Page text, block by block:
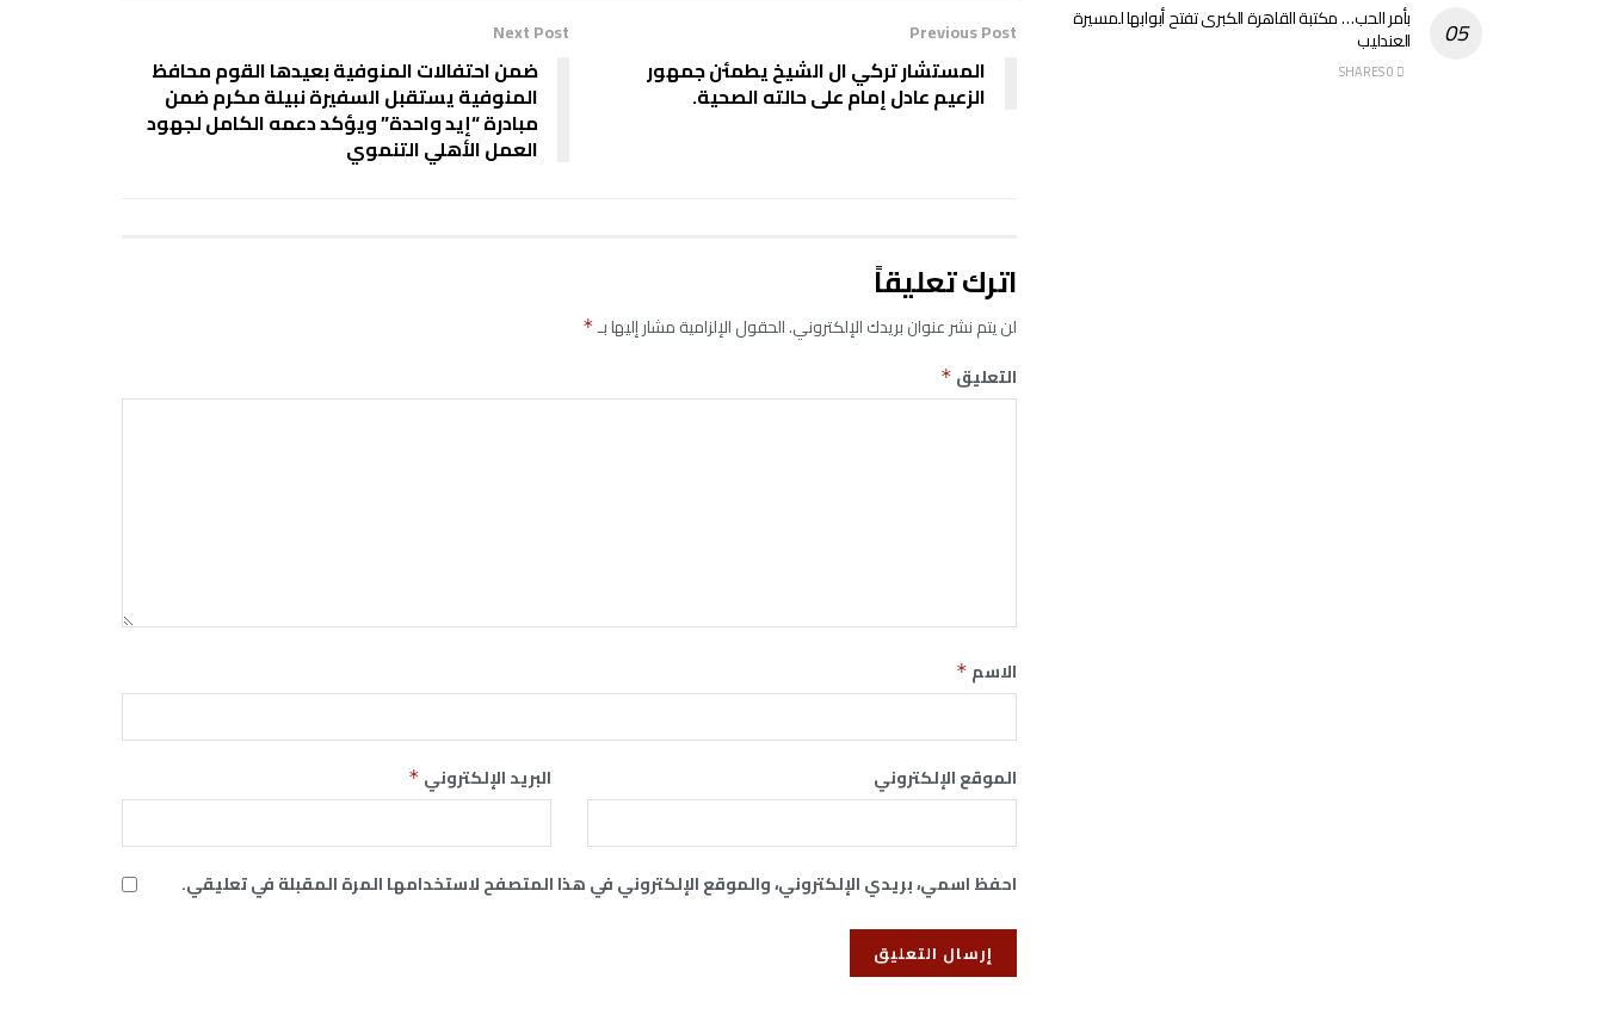
Previous Post
المستشار تركي ال الشيخ يطمئن جمهور
الزعيم عادل إمام على حالته الصحية.
Next Post
ضمن احتفالات المنوفية بعيدها القوم محافظ
المنوفية يستقبل السفيرة نبيلة مكرم ضمن
مبادرة “إيد واحدة” ويؤكد دعمه الكامل لجهود
العمل الأهلي التنموي
اترك تعليقاً
لن يتم نشر عنوان بريدك الإلكتروني.الحقول الإلزامية مشار إليها بـ*
التعليق *
الاسم *
البريد الإلكتروني * الموقع الإلكتروني
احفظ اسمي، بريدي الإلكتروني، والموقع الإلكتروني في هذا المتصفح لاستخدامها المرة المقبلة في تعليقي.
بأمر الحب… مكتبة القاهرة الكبرى تفتح أبوابها لمسيرة
العندليب